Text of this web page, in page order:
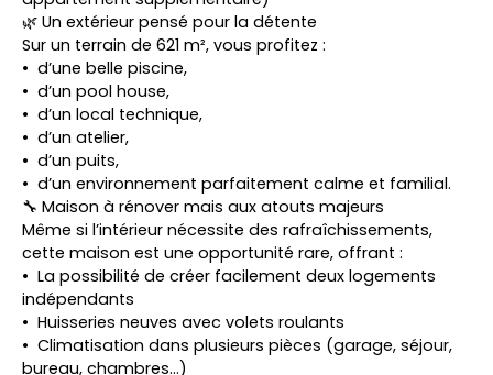
🌿 Un extérieur pensé pour la détente
Sur un terrain de 621 m², vous profitez :
d’une belle piscine,
d’un pool house,
d’un local technique,
d’un atelier,
d’un puits,
d’un environnement parfaitement calme et familial.
🔧 Maison à rénover mais aux atouts majeurs
Même si l’intérieur nécessite des rafraîchissements,
cette maison est une opportunité rare, offrant :
La possibilité de créer facilement deux logements
indépendants
Huisseries neuves avec volets roulants
Climatisation dans plusieurs pièces (garage, séjour,
bureau, chambres…)